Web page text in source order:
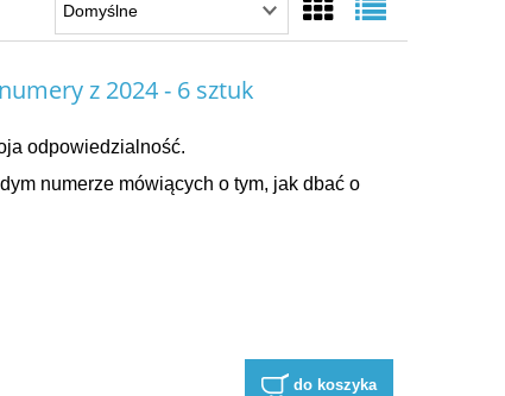
z 2024 - 6 sztuk
odpowiedzialność.
numerze mówiących o tym, jak dbać o
do koszyka